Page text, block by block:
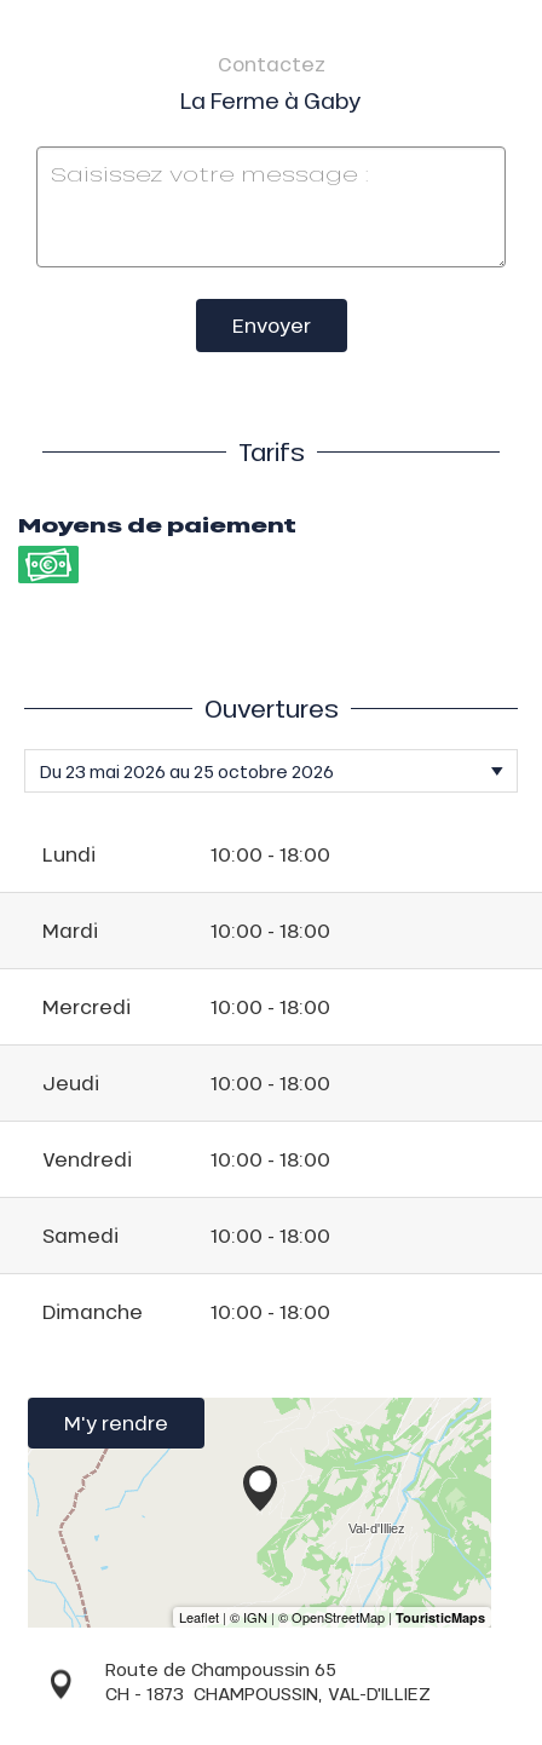
Contactez
La Ferme à Gaby
Envoyer
Tarifs
Moyens de paiement
Ouvertures
Lundi 10:00 - 18:00
Mardi 10:00 - 18:00
Mercredi 10:00 - 18:00
Jeudi 10:00 - 18:00
Vendredi 10:00 - 18:00
Samedi 10:00 - 18:00
Dimanche 10:00 - 18:00
M'y rendre
Route de Champoussin 65
CH - 1873 CHAMPOUSSIN, VAL-D'ILLIEZ